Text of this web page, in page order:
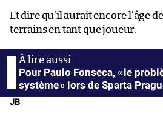
Et dire qu’il aurait encore l’âge
terrains en tant que joueur.
Pour Paulo Fonseca, « le
système » lors de Sparta
JB